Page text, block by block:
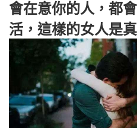
會在意你的人，都
活，這樣的女人是